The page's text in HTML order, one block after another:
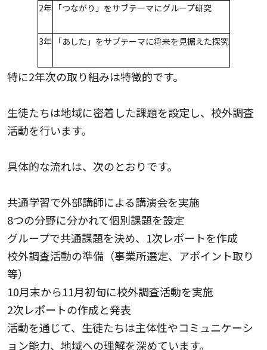
2年 「つながり」をサブテーマにグループ研究
3年 「あした」をサブテーマに将来を見据えた探究
特に2年次の取り組みは特徴的です。
生徒たちは地域に密着した課題を設定し、校外調査
活動を行います。
具体的な流れは、次のとおりです。
共通学習で外部講師による講演会を実施
8つの分野に分かれて個別課題を設定
グループで共通課題を決め、1次レポートを作成
校外調査活動の準備（事業所選定、アポイント取り
等）
10月末から11月初旬に校外調査活動を実施
2次レポートの作成と発表
活動を通じて、生徒たちは主体性やコミュニケーシ
ョン能力、地域への理解を深めています。